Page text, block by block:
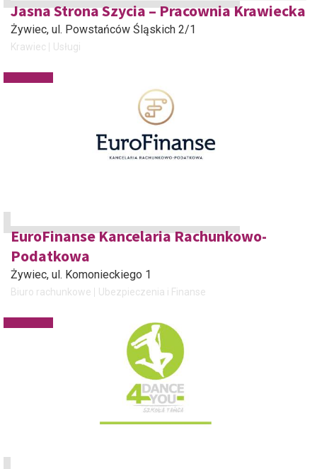
Jasna Strona Szycia – Pracownia Krawiecka
Żywiec, ul. Powstańców Śląskich 2/1
Krawiec Usługi
EuroFinanse Kancelaria Rachunkowo-
Podatkowa
Żywiec, ul. Komonieckiego 1
Biuro rachunkowe Ubezpieczenia i Finanse